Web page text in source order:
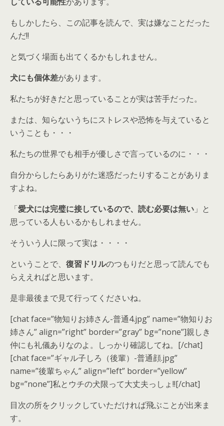
もしかしたら、この記事を読んで、 実は嫌なことだった
んだ!!
と気づく場面も出てくるかもしれません。
犬にも個体差があります。
私たちが好きだと思っていることが実は苦手だった。
または、知らないうちにストレスや恐怖を与えていると
いうことも・・・
私たちの世界でも相手が優しさで言っているのに・・・
自分からしたらありがた迷惑だったりすることがありま
すよね。
「愛犬には完璧に接しているので、読む必要は無い 」と
思っている人もいるかもしれません。
そういう人に限って実は・・・・
ということで、 復習ドリルのつもりだと思って読んでも
らええればと思います。
是非最後まで見て行ってくださいね。
[chat face=”物知りお姉さん-普通4.jpg” name=”物知りお
姉さん” align=”right” border=”gray” bg=”none”]親しき
仲にも礼儀ありなのよ。しっかり確認してね。[/chat]
[chat face=”ギャル子しろ（後輩）-普通顔.jpg”
name=”後輩ちゃん” align=”left” border=”yellow”
bg=”none”]私とウチの犬限って大丈夫っしょ!![/chat]
目次の所をクリックしていただければ飛ぶことが出来ま
す。